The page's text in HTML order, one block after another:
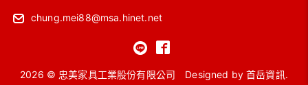
chung.mei88@msa.hinet.net
2026 © 忠美家具工業股份有限公司 Designed by首岳資訊.